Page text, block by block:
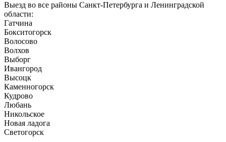
Выезд во все районы Санкт-Петербурга и Ленинградской
области:
Гатчина
Бокситогорск
Волосово
Волхов
Выборг
Ивангород
Высоцк
Каменногорск
Кудрово
Любань
Никольское
Новая ладога
Светогорск